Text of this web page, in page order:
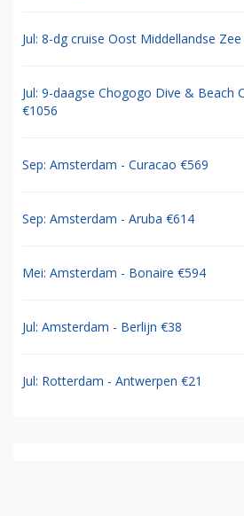
Jul: 8-dg cruise Oost Middellandse
Jul: 9-daagse Chogogo Dive & Beach
€1056
Sep: Amsterdam - Curacao €569
Sep: Amsterdam - Aruba €614
Mei: Amsterdam - Bonaire €594
Jul: Amsterdam - Berlijn €38
Jul: Rotterdam - Antwerpen €21